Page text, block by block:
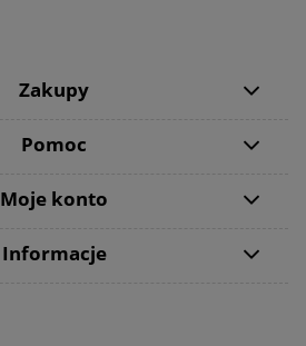
Zakupy
Pomoc
Moje konto
Informacje